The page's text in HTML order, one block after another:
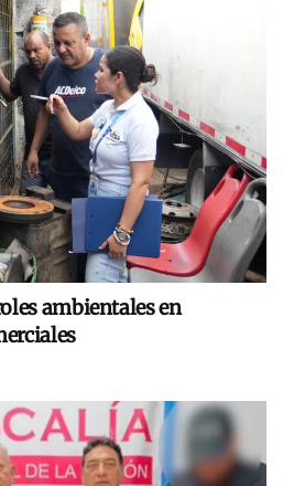
ambientales en